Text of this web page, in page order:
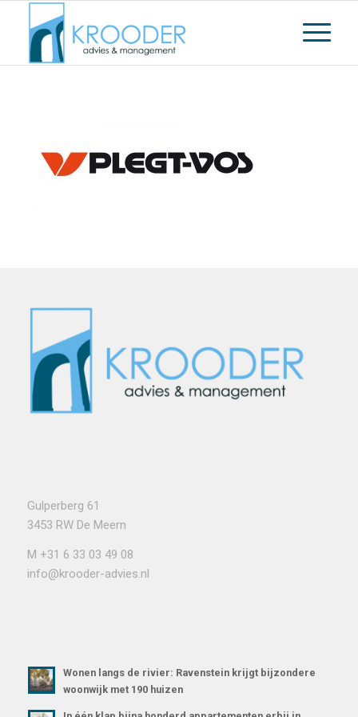
Gulperberg 61
3453 RW De Meern
M +31 6 33 03 49 08
info@krooder-advies.nl
Wonen langs de rivier: Ravenstein krijgt bijzondere
woonwijk met 190 huizen